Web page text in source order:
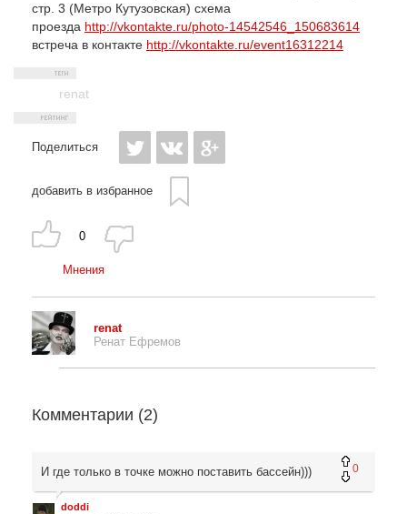
стр. 3 (Метро Кутузовская) схема
проезда http://vkontakte.ru/photo-14542546_150683614
встреча в контакте http://vkontakte.ru/event16312214
renat
Поделиться
добавить в избранное
0
Мнения
renat
Ренат Ефремов
Комментарии (2)
0
И где только в точке можно поставить бассейн)))
doddi